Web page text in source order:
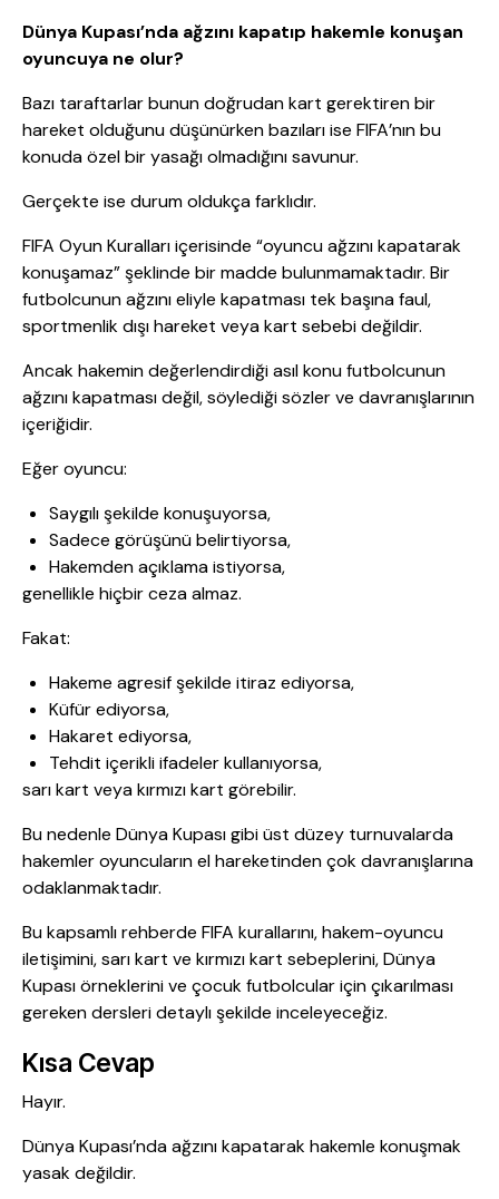
Dünya Kupası’nda ağzını kapatıp hakemle konuşan
oyuncuya ne olur?
Bazı taraftarlar bunun doğrudan kart gerektiren bir
hareket olduğunu düşünürken bazıları ise FIFA’nın bu
konuda özel bir yasağı olmadığını savunur.
Gerçekte ise durum oldukça farklıdır.
FIFA Oyun Kuralları içerisinde “oyuncu ağzını kapatarak
konuşamaz” şeklinde bir madde bulunmamaktadır. Bir
futbolcunun ağzını eliyle kapatması tek başına faul,
sportmenlik dışı hareket veya kart sebebi değildir.
Ancak hakemin değerlendirdiği asıl konu futbolcunun
ağzını kapatması değil, söylediği sözler ve davranışlarının
içeriğidir.
Eğer oyuncu:
Saygılı şekilde konuşuyorsa,
Sadece görüşünü belirtiyorsa,
Hakemden açıklama istiyorsa,
genellikle hiçbir ceza almaz.
Fakat:
Hakeme agresif şekilde itiraz ediyorsa,
Küfür ediyorsa,
Hakaret ediyorsa,
Tehdit içerikli ifadeler kullanıyorsa,
sarı kart veya kırmızı kart görebilir.
Bu nedenle Dünya Kupası gibi üst düzey turnuvalarda
hakemler oyuncuların el hareketinden çok davranışlarına
odaklanmaktadır.
Bu kapsamlı rehberde FIFA kurallarını, hakem-oyuncu
iletişimini, sarı kart ve kırmızı kart sebeplerini, Dünya
Kupası örneklerini ve çocuk futbolcular için çıkarılması
gereken dersleri detaylı şekilde inceleyeceğiz.
Kısa Cevap
Hayır.
Dünya Kupası’nda ağzını kapatarak hakemle konuşmak
yasak değildir.